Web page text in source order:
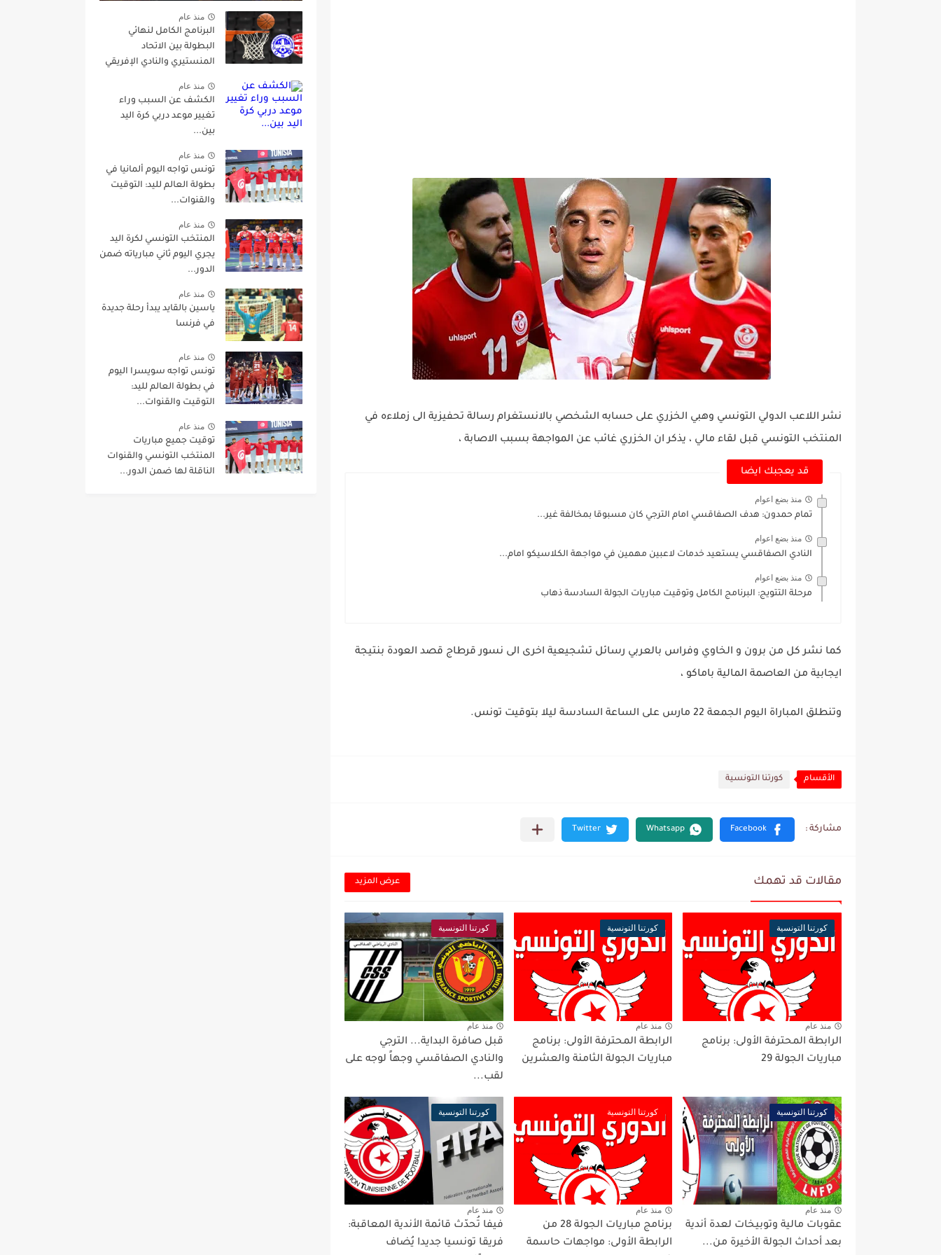
نشر اللاعب الدولي التونسي وهبي الخزري على حسابه الشخصي بالانستغرام رسالة تحفيزية الى زملاءه في
المنتخب التونسي قبل لقاء مالي ، يذكر ان الخزري غائب عن المواجهة بسبب الاصابة ،
قد يعجبك ايضا
منذ بضع اعوام
تمام حمدون: هدف الصفاقسي امام الترجي كان مسبوقا بمخالفة غير...
منذ بضع اعوام
النادي الصفاقسي يستعيد خدمات لاعبين مهمين في مواجهة الكلاسيكو امام...
منذ بضع اعوام
مرحلة التتويج: البرنامج الكامل وتوقيت مباريات الجولة السادسة ذهاب
كما نشر كل من برون و الخاوي وفراس بالعربي رسائل تشجيعية اخرى الى نسور قرطاج قصد العودة بنتيجة
ايجابية من العاصمة المالية باماكو ،
وتنطلق المباراة اليوم الجمعة 22 مارس على الساعة السادسة ليلا بتوقيت تونس.
الأقسام كورتنا التونسية
مقالات قد تهمك عرض المزيد
كورتنا التونسية
منذ عام
الرابطة المحترفة الأولى: برنامج
مباريات الجولة 29
كورتنا التونسية
منذ عام
الرابطة المحترفة الأولى: برنامج
مباريات الجولة الثامنة والعشرين
كورتنا التونسية
منذ عام
قبل صافرة البداية... الترجي
والنادي الصفاقسي وجهاً لوجه على
لقب...
كورتنا التونسية
منذ عام
عقوبات مالية وتوبيخات لعدة أندية
بعد أحداث الجولة الأخيرة من...
كورتنا التونسية
منذ عام
برنامج مباريات الجولة 28 من
الرابطة الأولى: مواجهات حاسمة
كورتنا التونسية
منذ عام
فيفا تُحدّث قائمة الأندية المعاقبة:
فريقا تونسيا جديدا يُضاف
منذ عام
البرنامج الكامل لنهائي
البطولة بين الاتحاد
المنستيري والنادي الإفريقي
منذ عام
الكشف عن السبب وراء
تغيير موعد دربي كرة اليد
بين...
منذ عام
تونس تواجه اليوم ألمانيا في
بطولة العالم لليد: التوقيت
والقنوات...
منذ عام
المنتخب التونسي لكرة اليد
يجري اليوم ثاني مبارياته ضمن
الدور...
منذ عام
ياسين بالقايد يبدأ رحلة جديدة
في فرنسا
منذ عام
تونس تواجه سويسرا اليوم
في بطولة العالم لليد:
التوقيت والقنوات...
منذ عام
توقيت جميع مباريات
المنتخب التونسي والقنوات
الناقلة لها ضمن الدور...